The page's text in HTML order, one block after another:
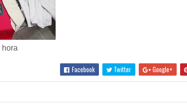
hora
Facebook Twitter Google+